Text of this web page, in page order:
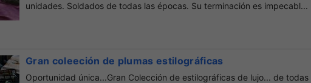
unidades. Soldados de todas las épocas. Su terminación es impecabl...
Gran coleeción de plumas estilográficas
Oportunidad única...Gran Colección de estilográficas de lujo... de todas